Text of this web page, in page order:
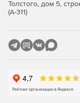
Толстого, дом 5,
(А-311)